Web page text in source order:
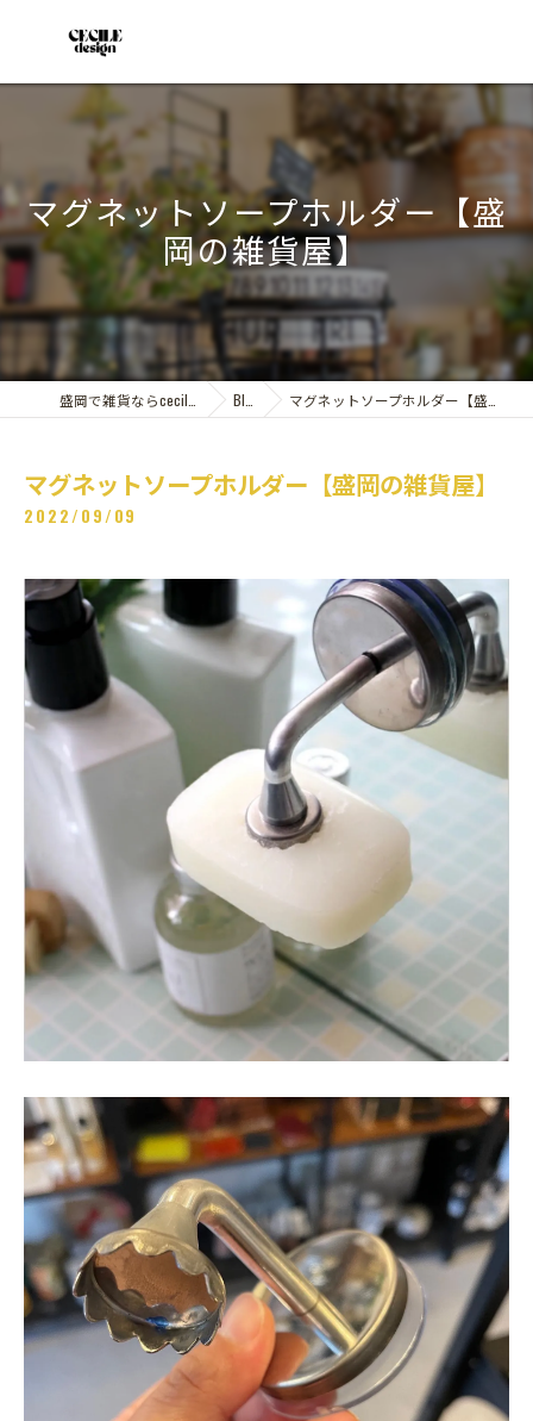
マグネットソープホルダー【盛
岡の雑貨屋】
Blog マグネットソープホルダー【盛岡の雑貨屋】
マグネットソープホルダー【盛岡の雑貨屋】
2022/09/09